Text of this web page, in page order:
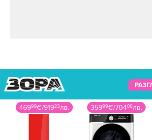
35999€/70408лв. 9999€/19557лв.